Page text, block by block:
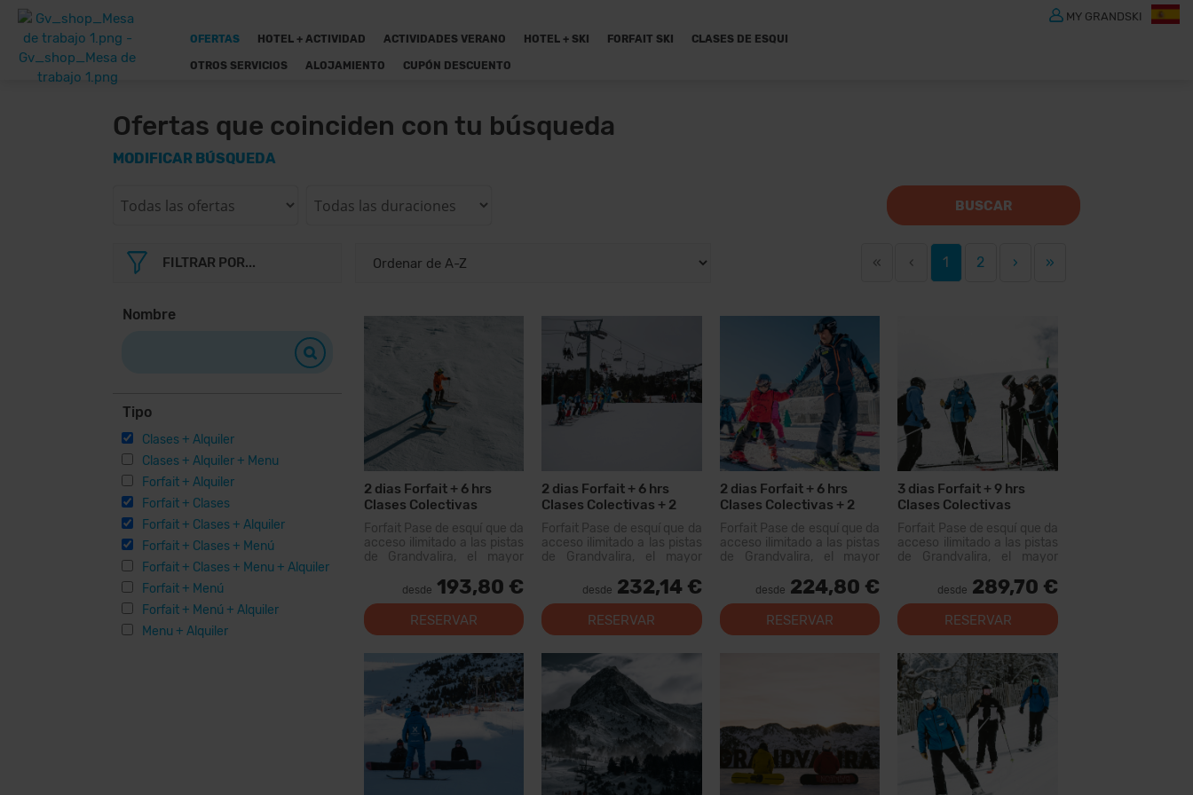
OFERTAS HOTEL + ACTIVIDAD ACTIVIDADES VERANO HOTEL + SKI FORFAIT SKI CLASES DE ESQUI
OTROS SERVICIOS ALOJAMIENTO CUPÓN DESCUENTO
MY GRANDSKI
Ofertas que coinciden con tu búsqueda
MODIFICAR BÚSQUEDA
BUSCAR
FILTRAR POR...
Nombre
Tipo
Clases + Alquiler
Clases + Alquiler + Menu
Forfait + Alquiler
Forfait + Clases
Forfait + Clases + Alquiler
Forfait + Clases + Menú
Forfait + Clases + Menu + Alquiler
Forfait + Menú
Forfait + Menú + Alquiler
Menu + Alquiler
« ‹ 1 2 › »
2 dias Forfait + 6 hrs
Clases Colectivas
Forfait Pase de esquí que da
acceso ilimitado a las pistas
de Grandvalira, el mayor
Pirineos. Con este forfait
podrás recorrer más de...
desde 193,80 €
RESERVAR
2 dias Forfait + 6 hrs
Clases Colectivas + 2
dias Alquiler Material
Forfait Pase de esquí que da
acceso ilimitado a las pistas
de Grandvalira, el mayor
Pirineos. Con este forfait
podrás recorrer más de...
desde 232,14 €
RESERVAR
2 dias Forfait + 6 hrs
Clases Colectivas + 2
Menús
Forfait Pase de esquí que da
acceso ilimitado a las pistas
de Grandvalira, el mayor
Pirineos. Con este forfait
podrás recorrer más de 200
km de pistas, con opciones
para todos los niveles,
desde 224,80 €
RESERVAR
3 dias Forfait + 9 hrs
Clases Colectivas
Forfait Pase de esquí que da
acceso ilimitado a las pistas
de Grandvalira, el mayor
Pirineos. Con este forfait
podrás recorrer más de...
desde 289,70 €
RESERVAR